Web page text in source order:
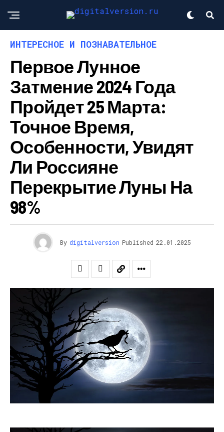
ИНТЕРЕСНОЕ И ПОЗНАВАТЕЛЬНОЕ
Первое Лунное
Затмение 2024 Года
Пройдет 25 Марта:
Точное Время,
Особенности, Увидят
Ли Россияне
Перекрытие Луны На
98%
By digitalversion Published 22.01.2025